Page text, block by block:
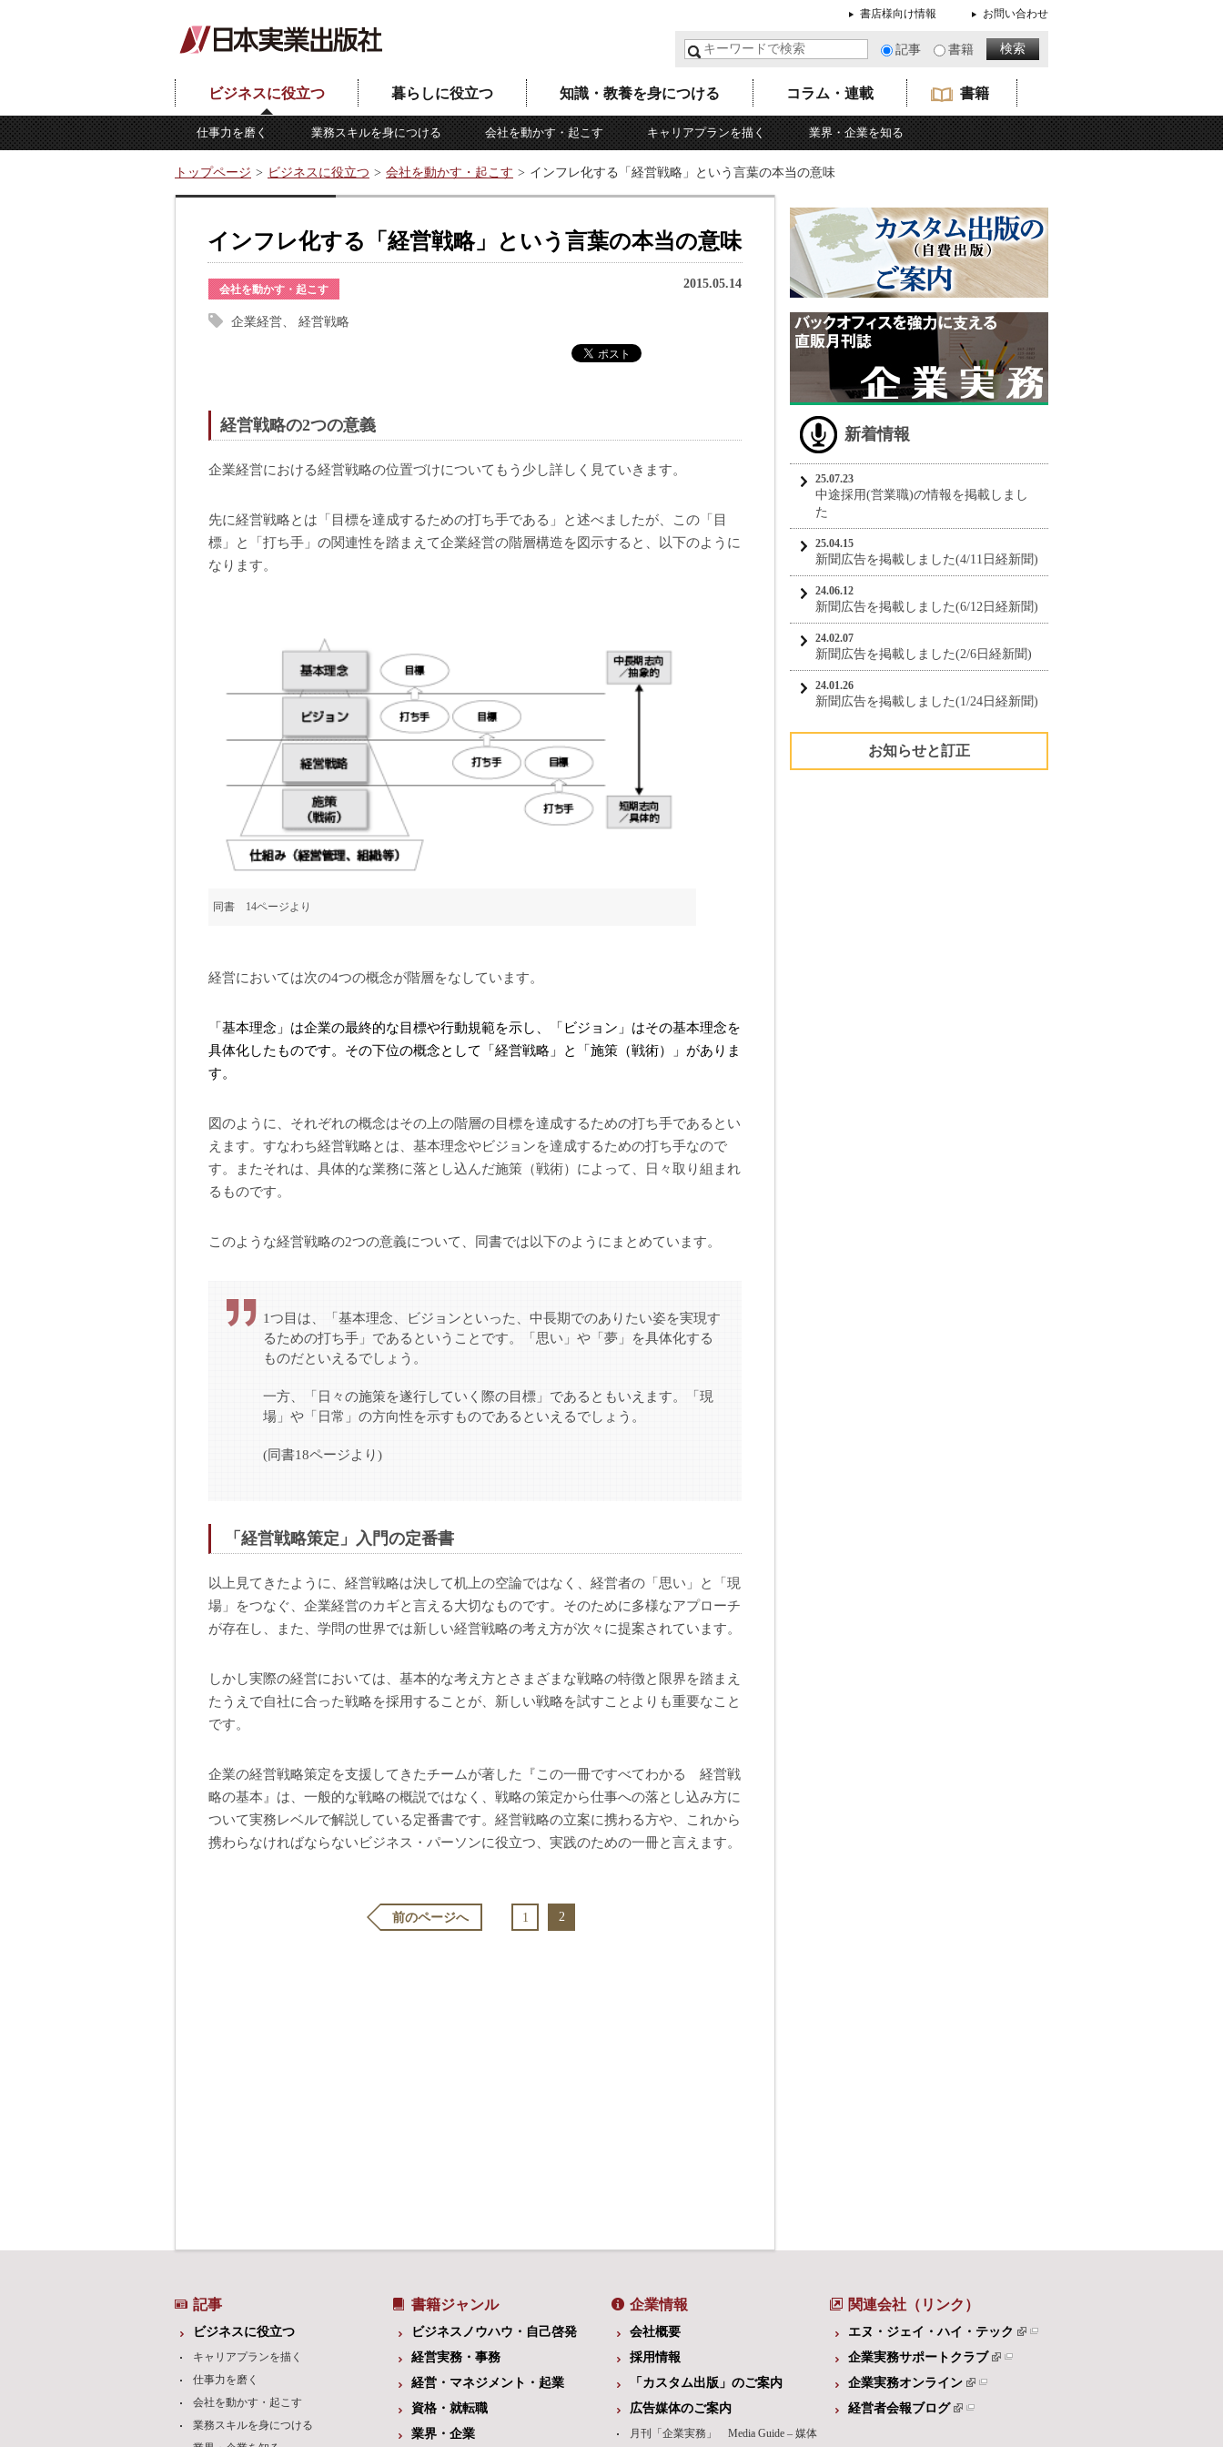
書店様向け情報 お問い合わせ
記事 書籍
ビジネスに役立つ
仕事力を磨く 業務スキルを身につける 会社を動かす・起こす キャリアプランを描く 業界・企業を知る
暮らしに役立つ 知識・教養を身につける コラム・連載 書籍
トップページ ビジネスに役立つ 会社を動かす・起こす インフレ化する「経営戦略」という言葉の本当の意味
インフレ化する「経営戦略」という言葉の本当の意味
会社を動かす・起こす
企業経営 経営戦略
2015.05.14
経営戦略の2つの意義
企業経営における経営戦略の位置づけについてもう少し詳しく見ていきます。
先に経営戦略とは「目標を達成するための打ち手である」と述べましたが、この「目
標」と「打ち手」の関連性を踏まえて企業経営の階層構造を図示すると、以下のように
なります。
同書 14ページより
経営においては次の4つの概念が階層をなしています。
「基本理念」は企業の最終的な目標や行動規範を示し、
「ビジョン」はその基本理念を
具体化したものです。その下位の概念として
「経営戦略」と
「施策（戦術）」がありま
す。
図のように、それぞれの概念はその上の階層の目標を達成するための打ち手であるとい
えます。すなわち経営戦略とは、基本理念やビジョンを達成するための打ち手なので
す。またそれは、具体的な業務に落とし込んだ施策（戦術）によって、日々取り組まれ
るものです。
このような経営戦略の2つの意義について、同書では以下のようにまとめています。
1つ目は、「基本理念、ビジョンといった、中長期でのありたい姿を実現す
るための打ち手」であるということです。「思い」や「夢」を具体化する
ものだといえるでしょう。
一方、「日々の施策を遂行していく際の目標」であるともいえます。「現
場」や「日常」の方向性を示すものであるといえるでしょう。
(同書18ページより)
「経営戦略策定」入門の定番書
以上見てきたように、経営戦略は決して机上の空論ではなく、経営者の「思い」と「現
場」をつなぐ、企業経営のカギと言える大切なものです。そのために多様なアプローチ
が存在し、また、学問の世界では新しい経営戦略の考え方が次々に提案されています。
しかし実際の経営においては、基本的な考え方とさまざまな戦略の特徴と限界を踏まえ
たうえで自社に合った戦略を採用することが、新しい戦略を試すことよりも重要なこと
です。
企業の経営戦略策定を支援してきたチームが著した『この一冊ですべてわかる 経営戦
略の基本』は、一般的な戦略の概説ではなく、戦略の策定から仕事への落とし込み方に
ついて実務レベルで解説している定番書です。経営戦略の立案に携わる方や、これから
携わらなければならないビジネス・パーソンに役立つ、実践のための一冊と言えます。
前のページへ 1 2
新着情報
25.07.23
中途採用(営業職)の情報を掲載しまし
た
25.04.15
新聞広告を掲載しました(4/11日経新聞)
24.06.12
新聞広告を掲載しました(6/12日経新聞)
24.02.07
新聞広告を掲載しました(2/6日経新聞)
24.01.26
新聞広告を掲載しました(1/24日経新聞)
お知らせと訂正
記事
ビジネスに役立つ
キャリアプランを描く
仕事力を磨く
会社を動かす・起こす
業務スキルを身につける
書籍ジャンル
ビジネスノウハウ・自己啓発
経営実務・事務
経営・マネジメント・起業
資格・就転職
業界・企業
企業情報
会社概要
採用情報
「カスタム出版」のご案内
広告媒体のご案内
月刊「企業実務」 Media Guide – 媒体
関連会社（リンク）
エヌ・ジェイ・ハイ・テック
企業実務サポートクラブ
企業実務オンライン
経営者会報ブログ